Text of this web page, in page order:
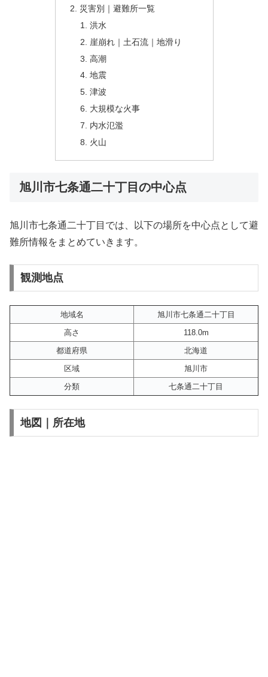
災害別｜避難所一覧
洪水
崖崩れ｜土石流｜地滑り
高潮
地震
津波
大規模な火事
内水氾濫
火山
旭川市七条通二十丁目の中心点
旭川市七条通二十丁目では、以下の場所を中心点として避
難所情報をまとめていきます。
観測地点
地域名
旭川市七条通二十丁目
高さ
118.0m
都道府県
北海道
区域
旭川市
分類
七条通二十丁目
地図｜所在地